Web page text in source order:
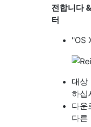
전합니다
터
"OS
대상
하십
다운
다른